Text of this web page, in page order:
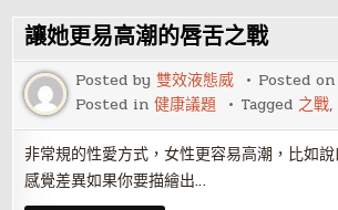
高
潮
的
唇
舌
之
戰
讓她更易高潮的唇舌之戰
Posted by雙效液態威 Posted
Posted in健康議題 Tagged 之戰,
非常規的性愛方式，女性更容易高潮，比如
感覺差異如果你要描繪出…